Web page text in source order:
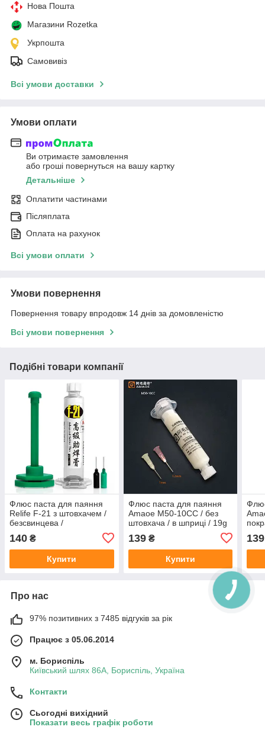
Нова Пошта
Магазини Rozetka
Укрпошта
Самовивіз
Всі умови доставки
Умови оплати
Ви отримаєте замовлення
або гроші повернуться на вашу картку
Детальніше
Оплатити частинами
Післяплата
Оплата на рахунок
Всі умови оплати
Умови повернення
Повернення товару впродовж 14 днів за домовленістю
Всі умови повернення
Подібні товари компанії
Флюс паста для паяння
Relife F-21 з штовхачем /
безсвинцева /
дозатором 10cc
140 ₴
Купити
Флюс паста для паяння
Amaoe M50-10CC / без
штовхача / в шприці / 19g
139₴
Купити
139
Про нас
97% позитивних з 7485 відгуків за рік
Працює з 05.06.2014
м. Бориспіль
Київський шлях 86А, Бориспіль, Україна
Контакти
Сьогодні вихідний
Показати весь графік роботи